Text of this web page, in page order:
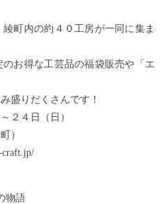
町内の約４０工房が一同に集ま
お得な工芸品の福袋販売や「エ
盛りだくさんです！
４日（日）
）
物語